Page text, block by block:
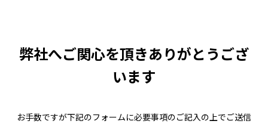
会社概要
弊社へご関心を頂きありがとうござ
います
お手数ですが下記のフォームに必要事項のご記入の上でご送信